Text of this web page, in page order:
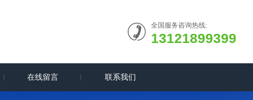
全国服务咨询热线:
13121899399
在线留言 联系我们